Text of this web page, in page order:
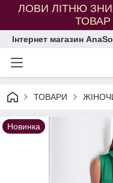
ЛОВИ ЛІТНЮ
ТОВАР
Інтернет магазин
ТОВАРИ
Новинка